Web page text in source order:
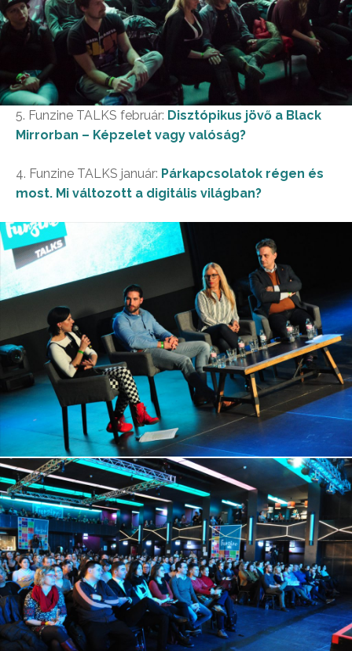
5. Funzine TALKS február: Disztópikus jövő a Black
Mirrorban – Képzelet vagy valóság?
4. Funzine TALKS január: Párkapcsolatok régen és
most. Mi változott a digitális világban?